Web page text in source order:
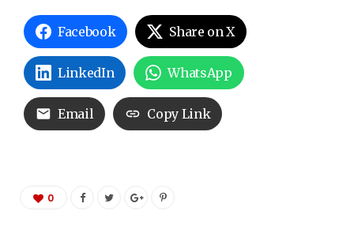
Facebook Share on X
LinkedIn WhatsApp
Email Copy Link
0